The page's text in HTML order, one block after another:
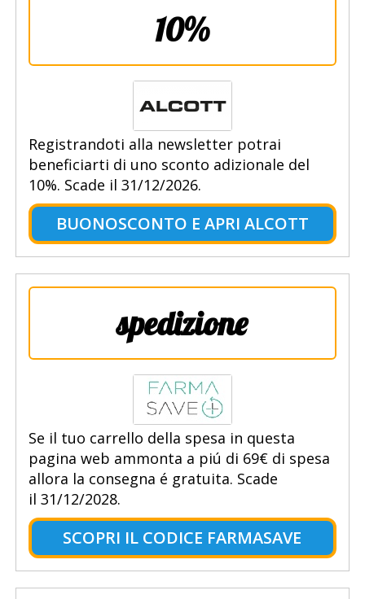
10%
Registrandoti alla newsletter potrai
beneficiarti di uno sconto adizionale del
10%. Scade il 31/12/2026.
BUONOSCONTO E APRI ALCOTT
spedizione
Se il tuo carrello della spesa in questa
pagina web ammonta a piú di 69€ di spesa
allora la consegna é gratuita. Scade
il 31/12/2028.
SCOPRI IL CODICE FARMASAVE